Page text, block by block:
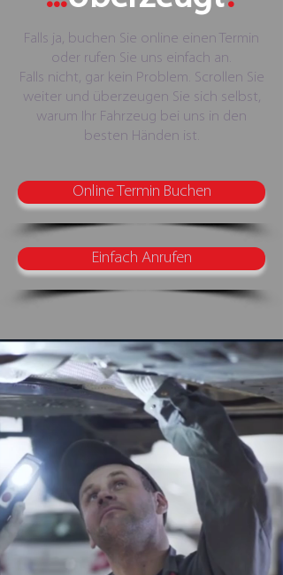
Falls ja, buchen Sie online einen Termin
oder rufen Sie uns einfach an.
Falls nicht, gar kein Problem. Scrollen Sie
weiter und überzeugen Sie sich selbst,
warum Ihr Fahrzeug bei uns in den
besten Händen ist.
Online Termin Buchen
Einfach Anrufen